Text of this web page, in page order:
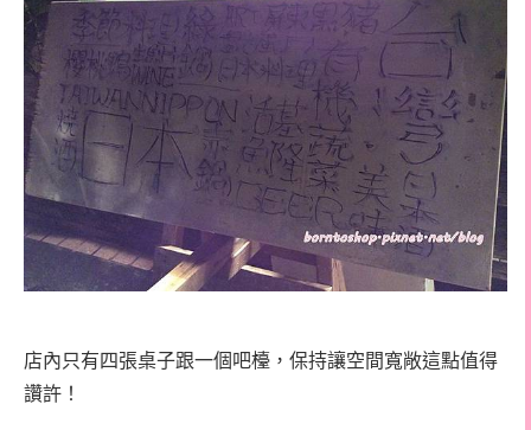
店內只有四張桌子跟一個吧檯，保持讓空間寬敞這點值得
讚許！